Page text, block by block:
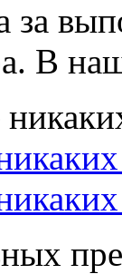
за
В